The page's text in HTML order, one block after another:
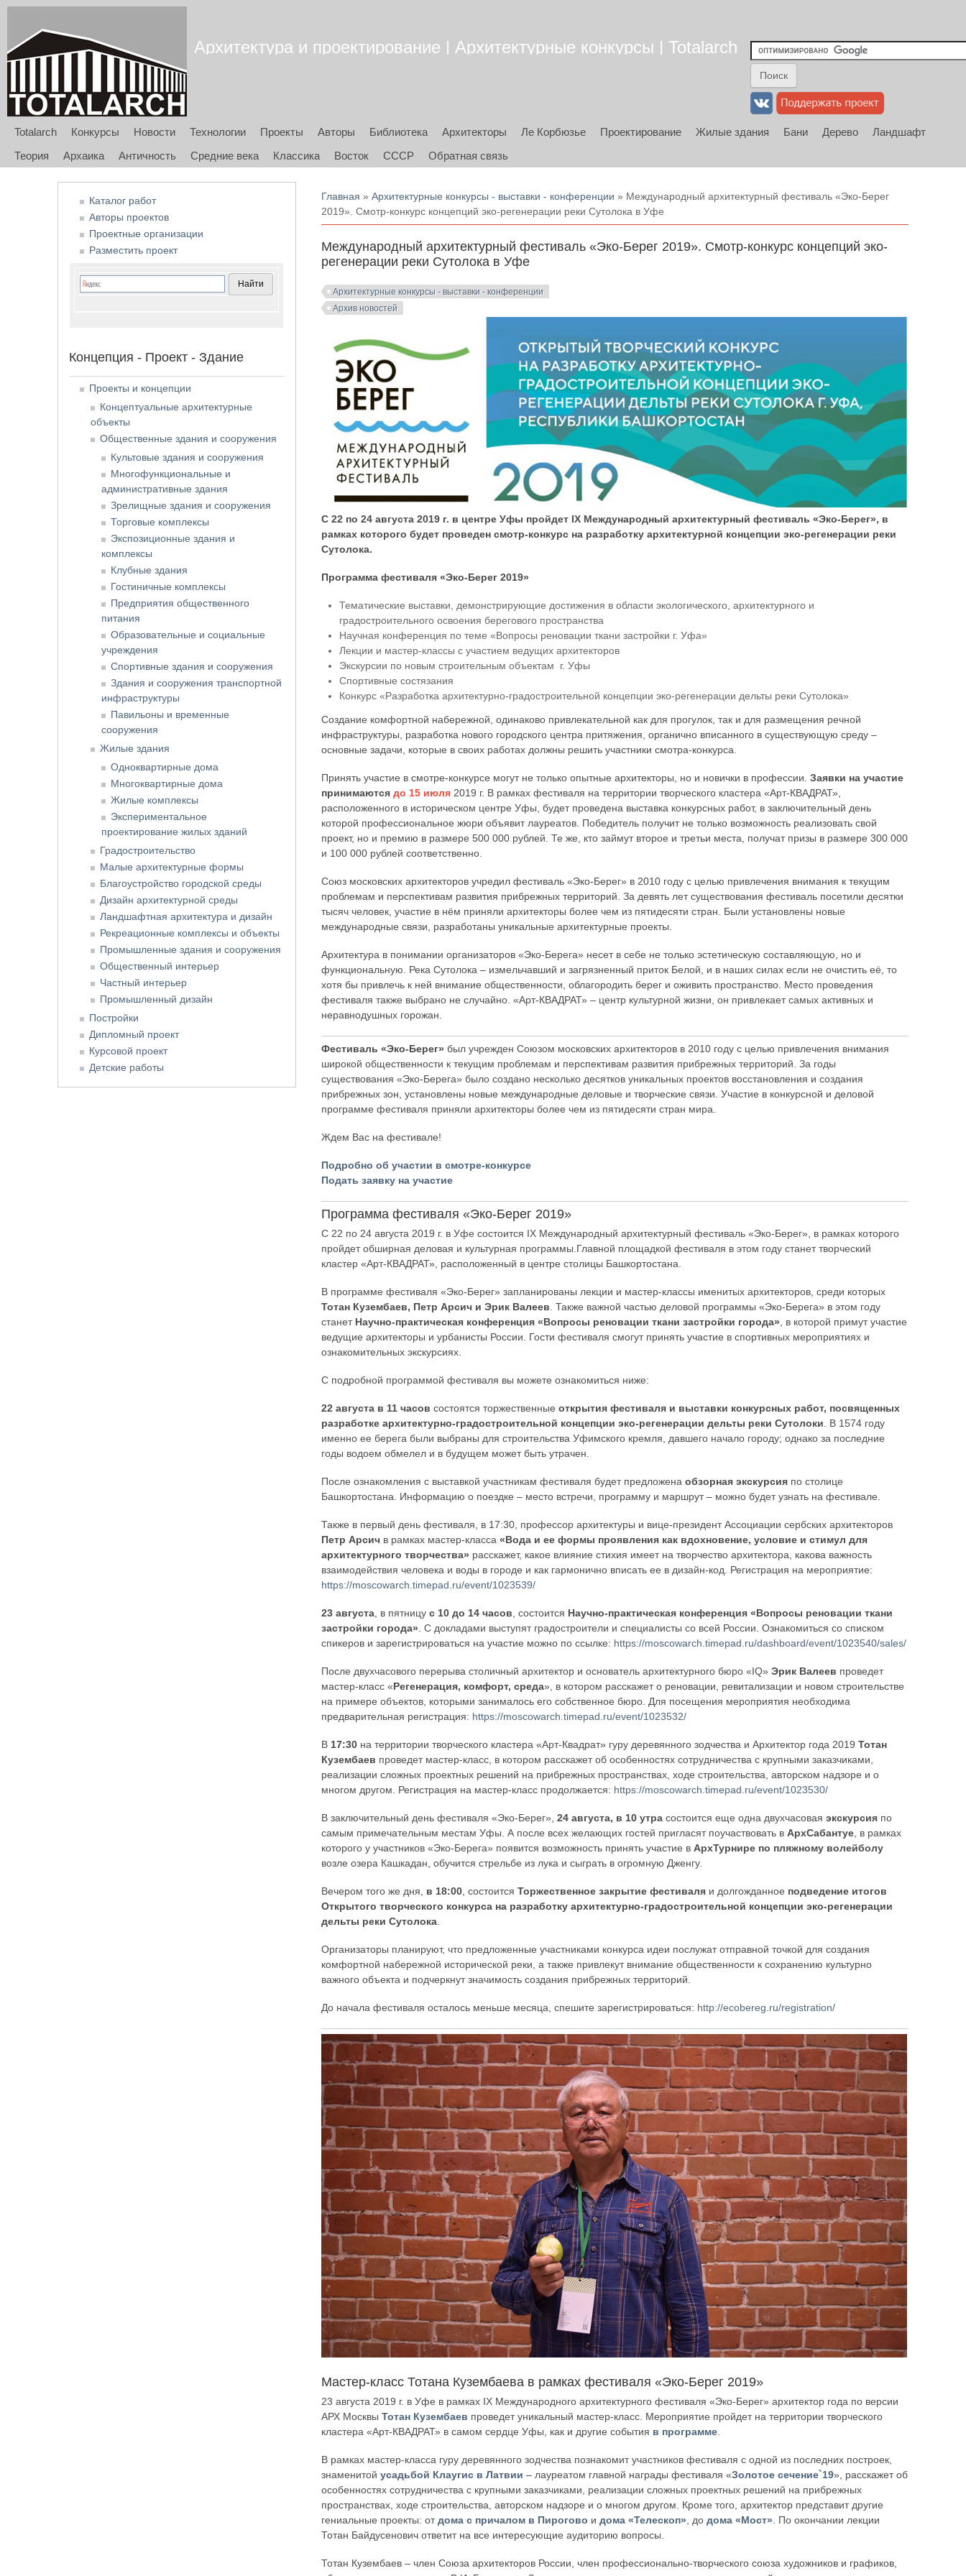
Архитектура и проектирование | Архитектурные конкурсы | Totalarch
Totalarch Конкурсы Новости Технологии Проекты Авторы Библиотека Архитекторы Ле Корбюзье Проектирование Жилые здания Бани Дерево
Ландшафт
Теория
Архаика Античность Средние века Классика Восток СССР Обратная связь
Вы здесь
Главная »Архитектурные конкурсы - выставки - конференции » Международный архитектурный фестиваль «Эко-Берег
2019». Смотр-конкурс концепций эко-регенерации реки Сутолока в Уфе
Международный архитектурный фестиваль «Эко-Берег 2019». Смотр-конкурс концепций эко-
регенерации реки Сутолока в Уфе
Архитектурные конкурсы - выставки - конференции
Архив новостей
С 22 по 24 августа 2019 г. в центре Уфы пройдет IX Международный архитектурный фестиваль «Эко-Берег», в
рамках которого будет проведен смотр-конкурс на разработку архитектурной концепции эко-регенерации реки
Сутолока.
Программа фестиваля «Эко-Берег 2019»
Тематические выставки, демонстрирующие достижения в области экологического, архитектурного и
градостроительного освоения берегового пространства
Научная конференция по теме «Вопросы реновации ткани застройки г. Уфа»
Лекции и мастер-классы с участием ведущих архитекторов
Экскурсии по новым строительным объектам г. Уфы
Спортивные состязания
Конкурс «Разработка архитектурно-градостроительной концепции эко-регенерации дельты реки Сутолока»
Создание комфортной набережной, одинаково привлекательной как для прогулок, так и для размещения речной
инфраструктуры, разработка нового городского центра притяжения, органично вписанного в существующую среду –
основные задачи, которые в своих работах должны решить участники смотра-конкурса.
Принять участие в смотре-конкурсе могут не только опытные архитекторы, но и новички в профессии.Заявки на участие
принимаютсядо 15 июля 2019 г. В рамках фестиваля на территории творческого кластера «Арт-КВАДРАТ»,
расположенного в историческом центре Уфы, будет проведена выставка конкурсных работ, в заключительный день
которой профессиональное жюри объявит лауреатов. Победитель получит не только возможность реализовать свой
проект, но и премию в размере 500 000 рублей. Те же, кто займут второе и третьи места, получат призы в размере 300 000
и 100 000 рублей соответственно.
Союз московских архитекторов учредил фестиваль «Эко-Берег» в 2010 году с целью привлечения внимания к текущим
проблемам и перспективам развития прибрежных территорий. За девять лет существования фестиваль посетили десятки
тысяч человек, участие в нём приняли архитекторы более чем из пятидесяти стран. Были установлены новые
международные связи, разработаны уникальные архитектурные проекты.
Архитектура в понимании организаторов «Эко-Берега» несет в себе не только эстетическую составляющую, но и
функциональную. Река Сутолока – измельчавший и загрязненный приток Белой, и в наших силах если не очистить её, то
хотя бы привлечь к ней внимание общественности, облагородить берег и оживить пространство. Место проведения
фестиваля также выбрано не случайно. «Арт-КВАДРАТ» – центр культурной жизни, он привлекает самых активных и
неравнодушных горожан.
Фестиваль «Эко-Берег» был учрежден Союзом московских архитекторов в 2010 году с целью привлечения внимания
широкой общественности к текущим проблемам и перспективам развития прибрежных территорий. За годы
существования «Эко-Берега» было создано несколько десятков уникальных проектов восстановления и создания
прибрежных зон, установлены новые международные деловые и творческие связи. Участие в конкурсной и деловой
программе фестиваля приняли архитекторы более чем из пятидесяти стран мира.
Ждем Вас на фестивале!
Подробно об участии в смотре-конкурсе
Подать заявку на участие
Программа фестиваля «Эко-Берег 2019»
С 22 по 24 августа 2019 г. в Уфе состоится IX Международный архитектурный фестиваль «Эко-Берег», в рамках которого
пройдет обширная деловая и культурная программы.Главной площадкой фестиваля в этом году станет творческий
кластер «Арт-КВАДРАТ», расположенный в центре столицы Башкортостана.
В программе фестиваля «Эко-Берег» запланированы лекции и мастер-классы именитых архитекторов, среди которых
Тотан Кузембаев, Петр Арсич и Эрик Валеев . Также важной частью деловой программы «Эко-Берега» в этом году
станет Научно-практическая конференция «Вопросы реновации ткани застройки города» , в которой примут участие
ведущие архитекторы и урбанисты России. Гости фестиваля смогут принять участие в спортивных мероприятиях и
ознакомительных экскурсиях.
С подробной программой фестиваля вы можете ознакомиться ниже:
22 августа в 11 часов состоятся торжественныеоткрытия фестиваля и выставки конкурсных работ, посвященных
разработке архитектурно-градостроительной концепции эко-регенерации дельты реки Сутолоки . В 1574 году
именно ее берега были выбраны для строительства Уфимского кремля, давшего начало городу; однако за последние
годы водоем обмелел и в будущем может быть утрачен.
После ознакомления с выставкой участникам фестиваля будет предложенаобзорная экскурсия по столице
Башкортостана. Информацию о поездке – место встречи, программу и маршрут – можно будет узнать на фестивале.
Также в первый день фестиваля, в 17:30, профессор архитектуры и вице-президент Ассоциации сербских архитекторов
Петр Арсич в рамках мастер-класса«Вода и ее формы проявления как вдохновение, условие и стимул для
архитектурного творчества» расскажет, какое влияние стихия имеет на творчество архитектора, какова важность
взаимодействия человека и воды в городе и как гармонично вписать ее в дизайн-код. Регистрация на мероприятие:
https://moscowarch.timepad.ru/event/1023539/
23 августа , в пятницус 10 до 14 часов , состоится Научно-практическая конференция «Вопросы реновации ткани
застройки города» . С докладами выступят градостроители и специалисты со всей России. Ознакомиться со списком
спикеров и зарегистрироваться на участие можно по ссылке: https://moscowarch.timepad.ru/dashboard/event/1023540/sales/
После двухчасового перерыва столичный архитектор и основатель архитектурного бюро «IQ»Эрик Валеев проведет
мастер-класс «Регенерация, комфорт, среда», в котором расскажет о реновации, ревитализации и новом строительстве
на примере объектов, которыми занималось его собственное бюро. Для посещения мероприятия необходима
предварительная регистрация: https://moscowarch.timepad.ru/event/1023532/
В 17:30 на территории творческого кластера «Арт-Квадрат» гуру деревянного зодчества и Архитектор года 2019Тотан
Кузембаев проведет мастер-класс, в котором расскажет об особенностях сотрудничества с крупными заказчиками,
реализации сложных проектных решений на прибрежных пространствах, ходе строительства, авторском надзоре и о
многом другом. Регистрация на мастер-класс продолжается: https://moscowarch.timepad.ru/event/1023530/
В заключительный день фестиваля «Эко-Берег»,24 августа, в 10 утра состоится еще одна двухчасоваяэкскурсия по
самым примечательным местам Уфы. А после всех желающих гостей пригласят поучаствовать вАрхСабантуе , в рамках
которого у участников «Эко-Берега» появится возможность принять участие вАрхТурнире по пляжному волейболу
возле озера Кашкадан, обучится стрельбе из лука и сыграть в огромную Дженгу.
Вечером того же дня, в 18:00 , состоитсяТоржественное закрытие фестиваля и долгожданное подведение итогов
Открытого творческого конкурса на разработку архитектурно-градостроительной концепции эко-регенерации
дельты реки Сутолока
Организаторы планируют, что предложенные участниками конкурса идеи послужат отправной точкой для создания
комфортной набережной исторической реки, а также привлекут внимание общественности к сохранению культурно
важного объекта и подчеркнут значимость создания прибрежных территорий.
До начала фестиваля осталось меньше месяца, спешите зарегистрироваться: http://ecobereg.ru/registration/
Мастер-класс Тотана Кузембаева в рамках фестиваля «Эко-Берег 2019»
23 августа 2019 г. в Уфе в рамках IX Международного архитектурного фестиваля «Эко-Берег» архитектор года по версии
АРХ МосквыТотан Кузембаев проведет уникальный мастер-класс. Мероприятие пройдет на территории творческого
кластера «Арт-КВАДРАТ» в самом сердце Уфы, как и другие события в программе
В рамках мастер-класса гуру деревянного зодчества познакомит участников фестиваля с одной из последних построек,
знаменитойусадьбой Клаугис в Латвии – лауреатом главной награды фестиваля «Золотое сечение`19», расскажет об
особенностях сотрудничества с крупными заказчиками, реализации сложных проектных решений на прибрежных
пространствах, ходе строительства, авторском надзоре и о многом другом. Кроме того, архитектор представит другие
гениальные проекты: отдома с причалом в Пирогово идома «Телескоп» , додома «Мост» . По окончании лекции
Тотан Байдусенович ответит на все интересующие аудиторию вопросы.
Тотан Кузембаев – член Союза архитекторов России, член профессионально-творческого союза художников и графиков,
Каталог работ
Авторы проектов
Проектные организации
Разместить проект
Концепция - Проект - Здание
Проекты и концепции
Концептуальные архитектурные
объекты
Общественные здания и сооружения
Культовые здания и сооружения
Многофункциональные и
административные здания
Зрелищные здания и сооружения
Торговые комплексы
Экспозиционные здания и
комплексы
Клубные здания
Гостиничные комплексы
Предприятия общественного
питания
Образовательные и социальные
учреждения
Спортивные здания и сооружения
Здания и сооружения транспортной
инфраструктуры
Павильоны и временные
сооружения
Жилые здания
Одноквартирные дома
Многоквартирные дома
Жилые комплексы
Экспериментальное
проектирование жилых зданий
Градостроительство
Малые архитектурные формы
Благоустройство городской среды
Дизайн архитектурной среды
Ландшафтная архитектура и дизайн
Рекреационные комплексы и объекты
Промышленные здания и сооружения
Общественный интерьер
Частный интерьер
Промышленный дизайн
Постройки
Дипломный проект
Курсовой проект
Детские работы